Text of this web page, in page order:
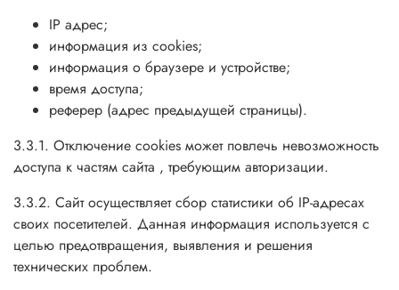
IP адрес;
информация из cookies;
информация о браузере и устройстве;
время доступа;
реферер (адрес предыдущей страницы).
3.3.1. Отключение cookies может повлечь невозможность
доступа к частям сайта , требующим авторизации.
3.3.2. Сайт осуществляет сбор статистики об IP-адресах
своих посетителей. Данная информация используется с
целью предотвращения, выявления и решения
технических проблем.